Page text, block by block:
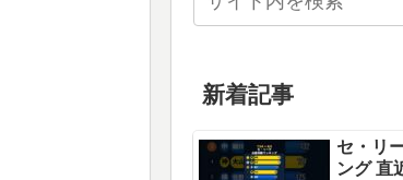
新着記事
セ・リ
ング 直